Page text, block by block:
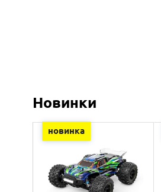
Новинки
новинка